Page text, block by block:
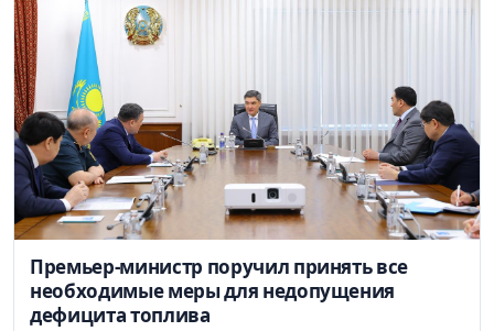
Премьер-министр поручил принять все
необходимые меры для недопущения
дефицита топлива